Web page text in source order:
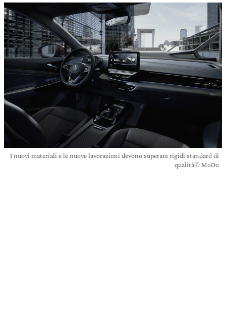
I nuovi materiali e le nuove lavorazioni devono superare rigidi standard di
qualità© MoDo